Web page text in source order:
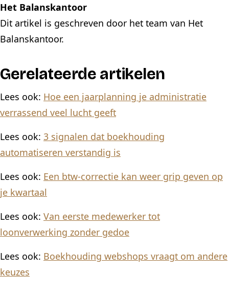
Het Balanskantoor
Dit artikel is geschreven door het team van Het
Balanskantoor.
Gerelateerde artikelen
Lees ook: Hoe een jaarplanning je administratie
verrassend veel lucht geeft
Lees ook: 3 signalen dat boekhouding
automatiseren verstandig is
Lees ook: Een btw-correctie kan weer grip geven op
je kwartaal
Lees ook: Van eerste medewerker tot
loonverwerking zonder gedoe
Lees ook: Boekhouding webshops vraagt om andere
keuzes